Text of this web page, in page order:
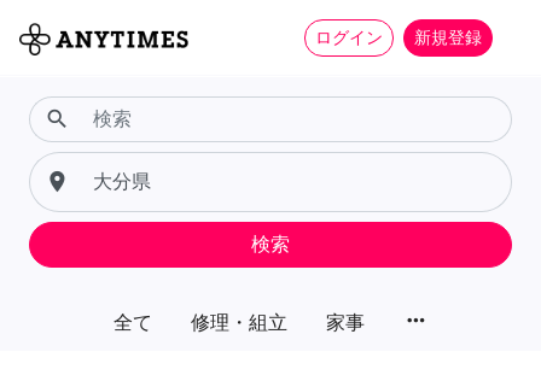
ログイン 新規登録
全て 修理・組立 家事 more_horiz
search
place
検索